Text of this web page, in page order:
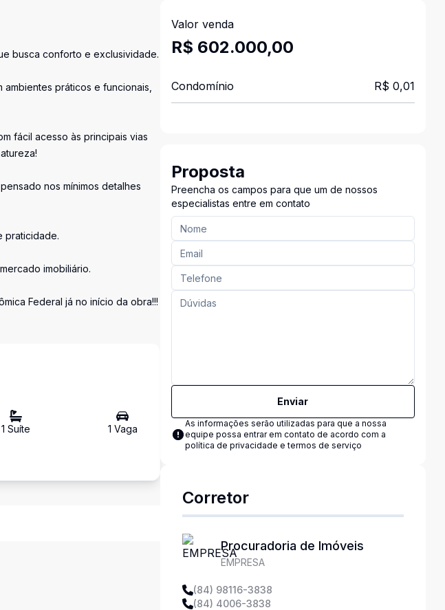
busca conforto e exclusividade.
práticos e funcionais,
fácil acesso às principais vias
nos mínimos detalhes
praticidade.
imobiliário.
Federal já no início da obra!!!
1 Suíte 1 Vaga
Valor venda
R$ 602.000,00
Condomínio R$ 0,01
Proposta
Preencha os campos para que um de nossos
especialistas entre em contato
Enviar
As informações serão utilizadas para que a nossa
equipe possa entrar em contato de acordo com a
política de privacidade e termos de serviço
Corretor
Procuradoria de Imóveis
EMPRESA
(84) 98116-3838
(84) 4006-3838